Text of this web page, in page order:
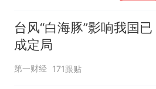
台风“白海豚”影响我国已
成定局
第一财经 171跟贴